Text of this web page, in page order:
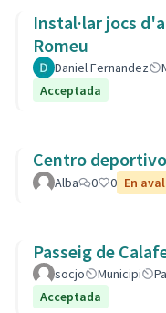
Instal·lar jocs
Romeu
Daniel Fernandez
Acceptada
Centro
Alba 0 0 En
Passeig de
socjo Municipi
Acceptada